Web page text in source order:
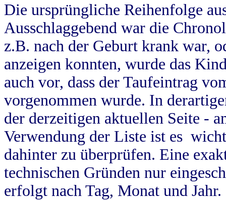
Die ursprüngliche Reihenfolge
Ausschlaggebend war die
z.B. nach der Geburt krank war,
anzeigen konnten, wurde das
auch vor, dass der Taufeintrag
vorgenommen wurde. In
der derzeitigen aktuellen Seite -
Verwendung der Liste ist es
dahinter zu überprüfen. Eine
technischen Gründen nur
erfolgt nach Tag, Monat und Jahr.